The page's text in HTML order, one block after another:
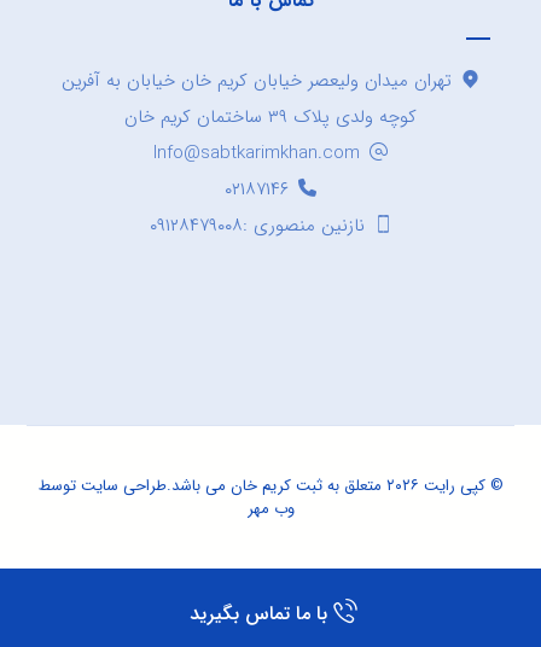
تهران میدان ولیعصر خیابان کریم خان خیابان به آفرین
کوچه ولدی پلاک ۳۹ ساختمان کریم خان
Info@sabtkarimkhan.com
۰۲۱۸۷۱۴۶
نازنین منصوری :۰۹۱۲۸۴۷۹۰۰۸
© کپی رایت ۲۰۲۶ متعلق به ثبت کریم خان می باشد. طراحی سایتتوسط
وب مهر
با ما تماس بگیرید